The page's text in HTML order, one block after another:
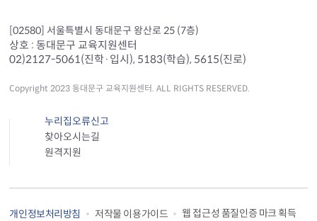
[02580] 서울특별시 동대문구 왕산로 25 (7층)
상호 : 동대문구 교육지원센터
02)2127-5061(진학·입시), 5183(학습), 5615(진로)
Copyright 2023 동대문구 교육지원센터. ALL RIGHTS RESERVED.
누리집오류신고
찾아오시는길
원격지원
개인정보처리방침 저작물 이용가이드 웹 접근성 품질인증 마크 획득